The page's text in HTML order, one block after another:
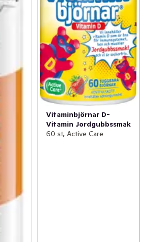
Vitaminbjörnar D-
Vitamin Jordgubbssmak
60 st, Active Care